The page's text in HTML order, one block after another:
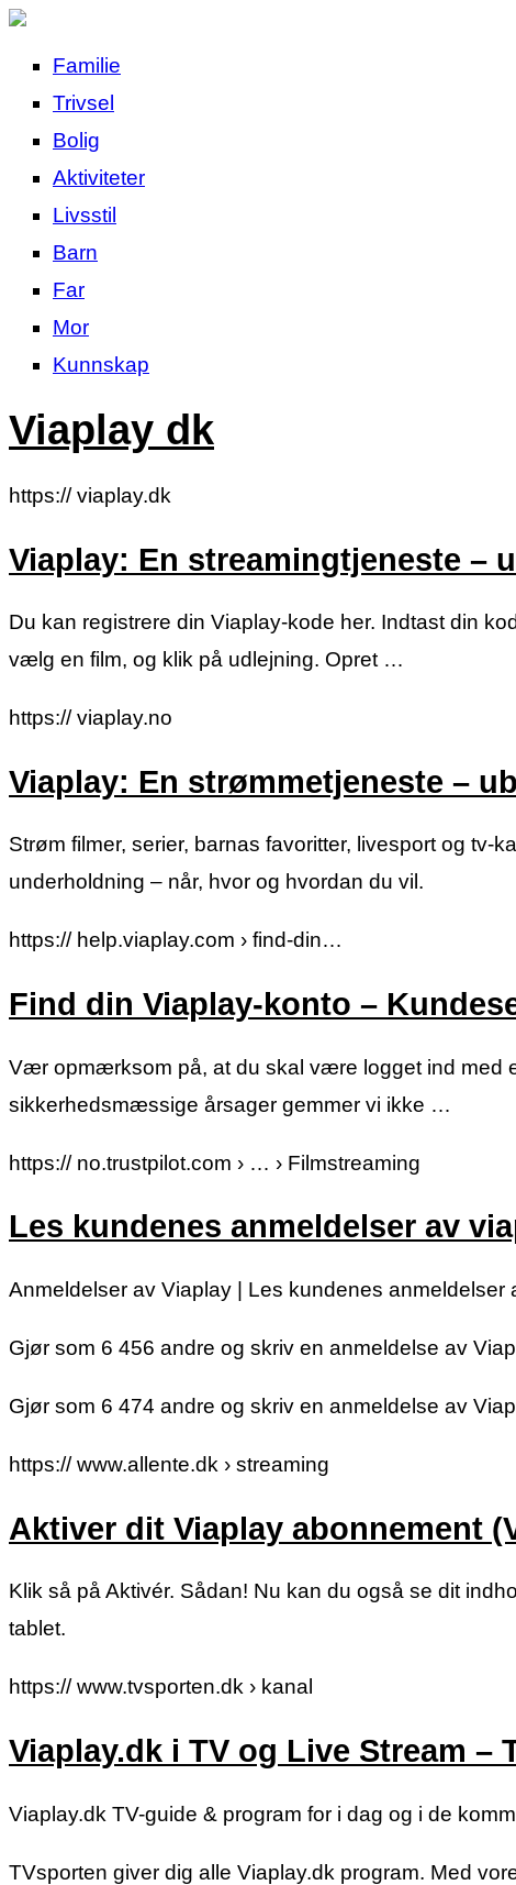
Familie
Trivsel
Bolig
Aktiviteter
Livsstil
Barn
Far
Mor
Kunnskap
Viaplay dk
https:// viaplay.dk
Viaplay: En streamingtjeneste –
Du kan registrere din Viaplay-kode her. Indtast din
vælg en film, og klik på udlejning. Opret …
https:// viaplay.no
Viaplay: En strømmetjeneste –
Strøm filmer, serier, barnas favoritter, livesport og tv-
underholdning – når, hvor og hvordan du vil.
https:// help.viaplay.com › find-din…
Find din Viaplay-konto –
Vær opmærksom på, at du skal være logget ind med
sikkerhedsmæssige årsager gemmer vi ikke …
https:// no.trustpilot.com › … › Filmstreaming
Les kundenes anmeldelser av
Anmeldelser av Viaplay | Les kundenes anmeldelser
Gjør som 6 456 andre og skriv en anmeldelse av
Gjør som 6 474 andre og skriv en anmeldelse av
https:// www.allente.dk › streaming
Aktiver dit Viaplay abonnement
Klik så på Aktivér. Sådan! Nu kan du også se dit
tablet.
https:// www.tvsporten.dk › kanal
Viaplay.dk i TV og Live Stream –
Viaplay.dk TV-guide & program for i dag og i de
TVsporten giver dig alle Viaplay.dk program. Med